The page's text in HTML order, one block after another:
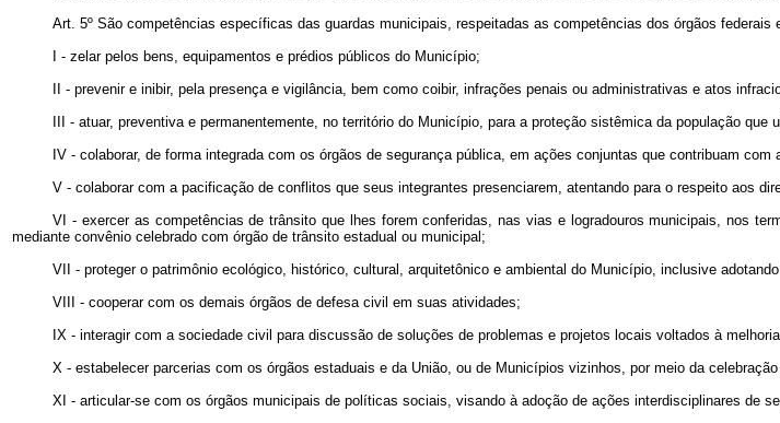
Art. 5º São competências específicas das guardas municipais, respeitadas as competências dos órgãos federais
I - zelar pelos bens, equipamentos e prédios públicos do Município;
II - prevenir e inibir, pela presença e vigilância, bem como coibir, infrações penais ou administrativas e atos
III - atuar, preventiva e permanentemente, no território do Município, para a proteção sistêmica da população
IV - colaborar, de forma integrada com os órgãos de segurança pública, em ações conjuntas que contribuam
V - colaborar com a pacificação de conflitos que seus integrantes presenciarem, atentando para o respeito aos
VI - exercer as competências de trânsito que lhes forem conferidas, nas vias e logradouros municipais, nos
mediante convênio celebrado com órgão de trânsito estadual ou municipal;
VII - proteger o patrimônio ecológico, histórico, cultural, arquitetônico e ambiental do Município, inclusive
VIII - cooperar com os demais órgãos de defesa civil em suas atividades;
IX - interagir com a sociedade civil para discussão de soluções de problemas e projetos locais voltados à
X - estabelecer parcerias com os órgãos estaduais e da União, ou de Municípios vizinhos, por meio da
XI - articular-se com os órgãos municipais de políticas sociais, visando à adoção de ações interdisciplinares de